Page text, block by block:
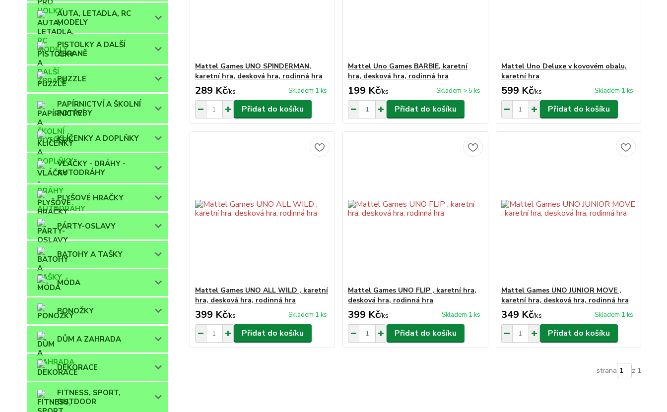
AUTA, LETADLA, RC
MODELY
PISTOLKY A DALŠÍ
ZBRANĚ
PUZZLE
PAPÍRNICTVÍ A ŠKOLNÍ
POTŘEBY
KLÍČENKY A DOPLŇKY
VLÁČKY - DRÁHY -
AUTODRÁHY
PLYŠOVÉ HRAČKY
PÁRTY-OSLAVY
BATOHY A TAŠKY
MÓDA
PONOŽKY
DŮM A ZAHRADA
DEKORACE
FITNESS, SPORT,
OUTDOOR
Mattel Games UNO SPINDERMAN,
karetní hra, desková hra, rodinná hra
289 Kč/ks Skladem 1 ks
Přidat do košíku
Mattel Uno Games BARBIE, karetní
hra, desková hra, rodinná hra
199 Kč/ks Skladem > 5 ks
Přidat do košíku
Mattel Uno Deluxe v kovovém obalu,
karetní hra
599 Kč/ks Skladem 1 ks
Přidat do košíku
Mattel Games UNO ALL WILD , karetní
hra, desková hra, rodinná hra
399 Kč/ks Skladem 1 ks
Přidat do košíku
Mattel Games UNO FLIP , karetní hra,
desková hra, rodinná hra
399 Kč/ks Skladem 1 ks
Přidat do košíku
Mattel Games UNO JUNIOR MOVE ,
karetní hra, desková hra, rodinná hra
349 Kč/ks Skladem 1 ks
Přidat do košíku
strana z 1